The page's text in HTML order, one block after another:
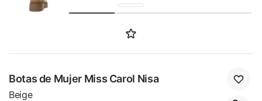
Botas de Mujer Miss Carol Nisa
Beige